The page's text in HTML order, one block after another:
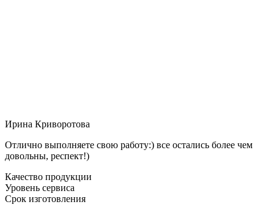
Ирина Криворотова
Отлично выполняете свою работу:) все остались более чем
довольны, респект!)
Качество продукции
Уровень сервиса
Срок изготовления